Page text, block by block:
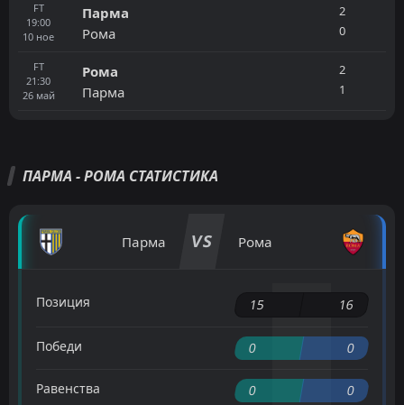
FT
19:00
10 ное
Парма
Рома
2
0
FT
21:30
26 май
Рома
Парма
2
1
ПАРМА - РОМА СТАТИСТИКА
Парма VS Рома
Позиция 15 16
Победи 0 0
Равенства 0 0